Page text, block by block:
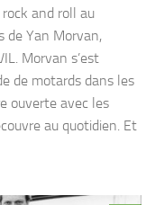
and roll au
de Yan Morvan,
Morvan s’est
de motards dans les
ouverte avec les
au quotidien. Et